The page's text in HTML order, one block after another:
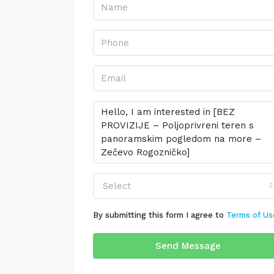
Select
By submitting this form I agree to Terms of
Send Message